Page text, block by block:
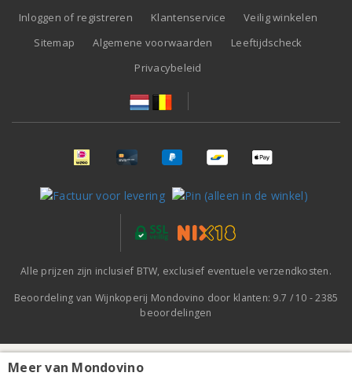
Inloggen of registreren Klantenservice
Veilig winkelen
Sitemap
Algemene voorwaarden
Leeftijdscheck
Privacybeleid
Alle prijzen zijn inclusief BTW, exclusief eventuele verzendkosten.
Beoordeling van Wijnkoperij Mondovino door klanten: 9.7 / 10 -2385
beoordelingen
Meer van Mondovino